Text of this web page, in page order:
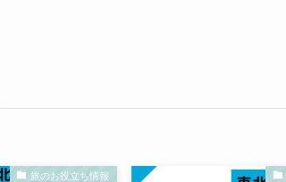
旅のお役立ち情報